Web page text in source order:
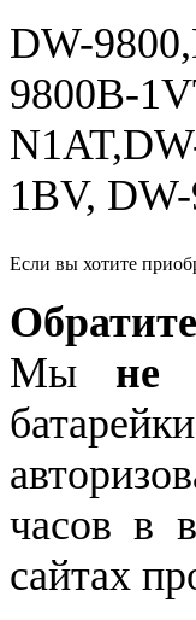
DW-
9800B-
1BV,
Если вы хотите
Мы не
часов в
сайтах